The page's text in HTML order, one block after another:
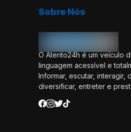
Sobre Nós
O Atento24h é um veículo
linguagem acessível e
Informar, escutar, interagir,
diversificar, entreter e